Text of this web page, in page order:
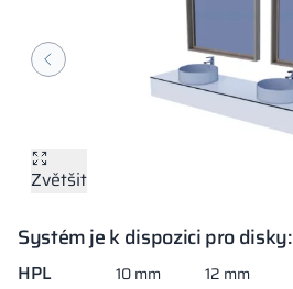
Zvětšit
Zvětšit
Zvětšit
Zvětšit
Zvětšit
Zvětšit
Systém je k dispozici pro disky:
HPL 10 mm 12 mm